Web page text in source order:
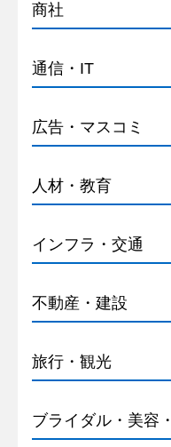
商社
通信・IT
広告・マスコミ
人材・教育
インフラ・交通
不動産・建設
旅行・観光
ブライダル・美容